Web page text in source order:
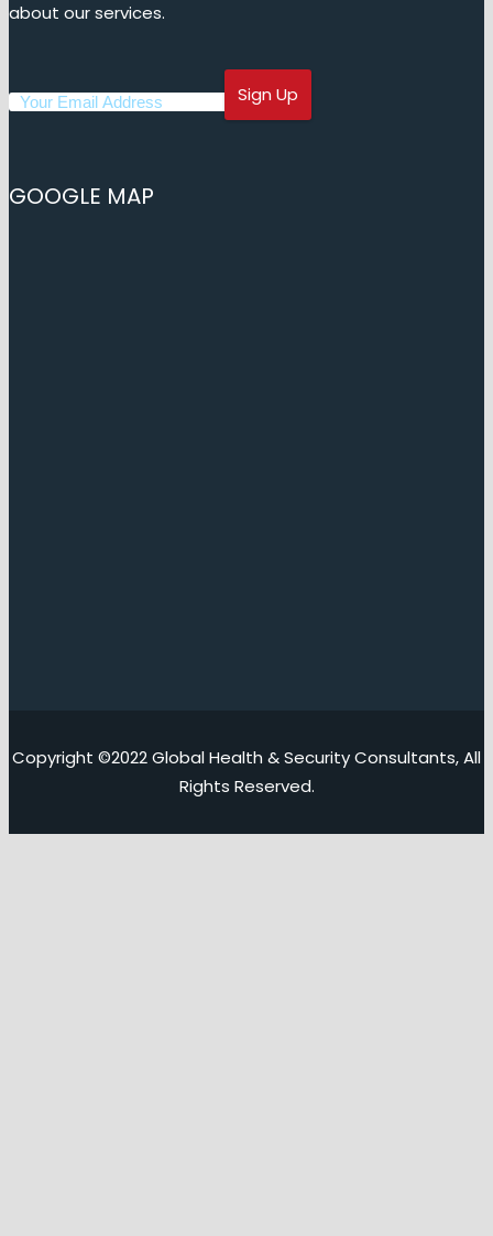
about our services.
GOOGLE MAP
Copyright ©2022 Global Health & Security Consultants, All
Rights Reserved.